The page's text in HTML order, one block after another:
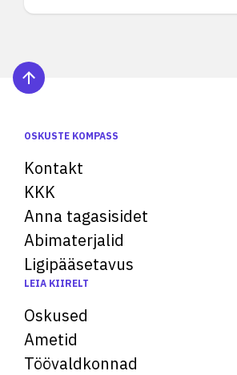
OSKUSTE KOMPASS
Kontakt
KKK
Anna tagasisidet
Abimaterjalid
Ligipääsetavus
LEIA KIIRELT
Oskused
Ametid
Töövaldkonnad